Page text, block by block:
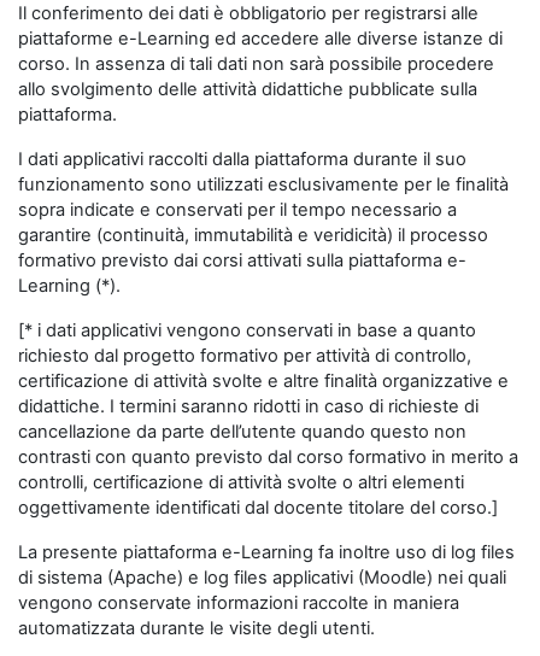
Il conferimento dei dati è obbligatorio per registrarsi alle
piattaforme e-Learning ed accedere alle diverse istanze di
corso. In assenza di tali dati non sarà possibile procedere
allo svolgimento delle attività didattiche pubblicate sulla
piattaforma.
I dati applicativi raccolti dalla piattaforma durante il suo
funzionamento sono utilizzati esclusivamente per le finalità
sopra indicate e conservati per il tempo necessario a
garantire (continuità, immutabilità e veridicità) il processo
formativo previsto dai corsi attivati sulla piattaforma e-
Learning (*).
[* i dati applicativi vengono conservati in base a quanto
richiesto dal progetto formativo per attività di controllo,
certificazione di attività svolte e altre finalità organizzative e
didattiche. I termini saranno ridotti in caso di richieste di
cancellazione da parte dell’utente quando questo non
contrasti con quanto previsto dal corso formativo in merito a
controlli, certificazione di attività svolte o altri elementi
oggettivamente identificati dal docente titolare del corso.]
La presente piattaforma e-Learning fa inoltre uso di log files
di sistema (Apache) e log files applicativi (Moodle) nei quali
vengono conservate informazioni raccolte in maniera
automatizzata durante le visite degli utenti.